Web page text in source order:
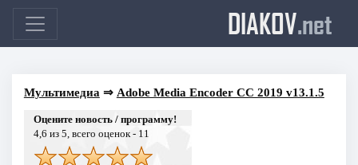
DIAKOV.net
Мультимедиа ⇒ Adobe Media Encoder CC 2019 v13.1.5
Оцените новость / программу!
4,6 из 5, всего оценок - 11